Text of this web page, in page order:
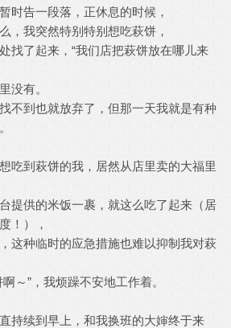
告一段落，正休息的时候，
我突然特别特别想吃萩饼，
了起来，“我们店把萩饼放在哪儿来
有。
到也就放弃了，但那一天我就是有种
到萩饼的我，居然从店里卖的大福里
供的米饭一裹，就这么吃了起来（居
！），
种临时的应急措施也难以抑制我对萩
”，我烦躁不安地工作着。
续到早上，和我换班的大婶终于来